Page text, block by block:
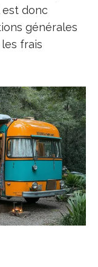
est donc
générales
frais